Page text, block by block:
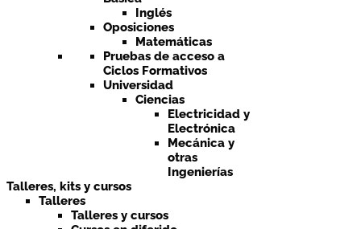
Inglés
Oposiciones
Matemáticas
Pruebas de acceso a
Ciclos Formativos
Universidad
Ciencias
Electricidad y
Electrónica
Mecánica y
otras
Ingenierías
Talleres, kits y cursos
Talleres
Talleres y cursos